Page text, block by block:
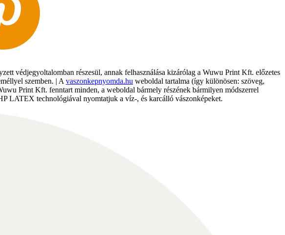
védjegyoltalomban részesül, annak felhasználása kizárólag a Wuwu Print Kft. előzetes
szemben. | A vaszonkepnyomda.hu weboldal tartalma (így különösen: szöveg,
Print Kft. fenntart minden, a weboldal bármely részének bármilyen módszerrel
LATEX technológiával nyomtatjuk a víz-, és karcálló vászonképeket.